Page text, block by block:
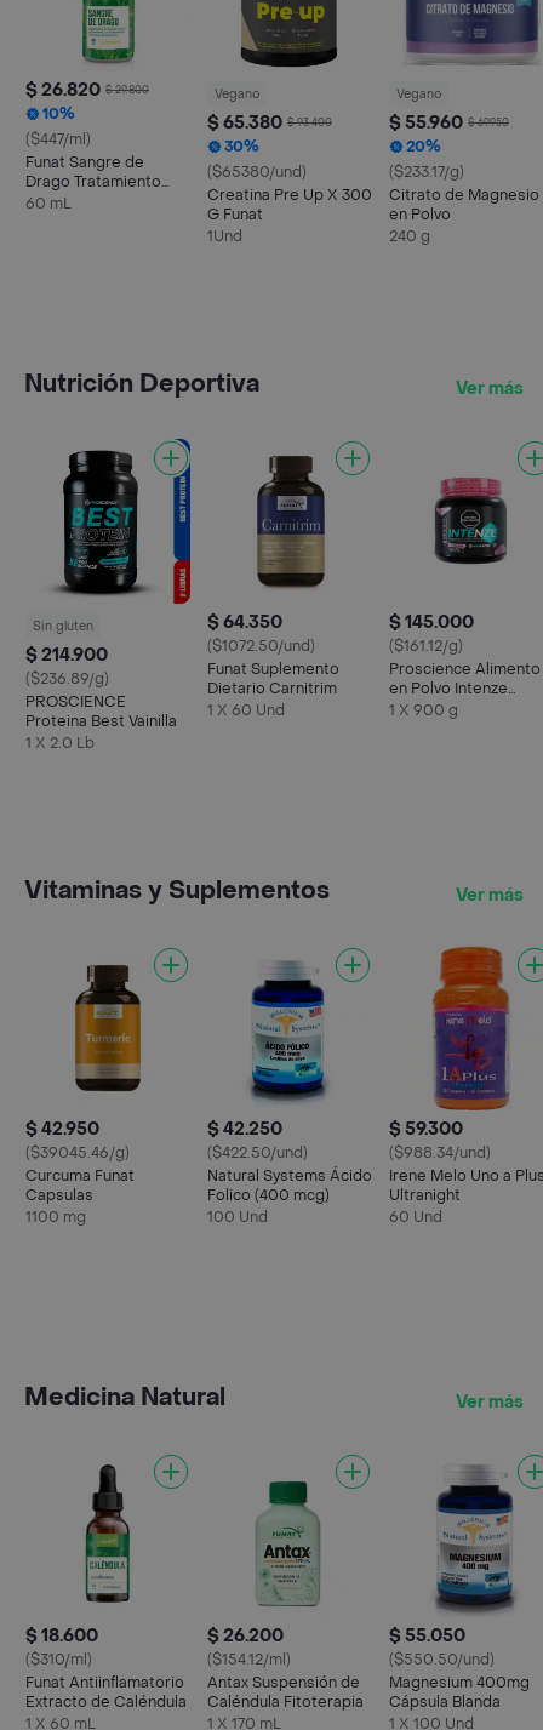
$ 26.820 $ 29.800
10%
($447/ml)
Funat Sangre de
Drago Tratamiento
Ulceras
60 mL
Vegano
$ 65.380 $ 93.400
30%
($65380/und)
Creatina Pre Up X 300
G Funat
1Und
Vegano
$ 55.960 $ 69.950
20%
($233.17/g)
Citrato de Magnesio
en Polvo
240 g
Nutrición Deportiva Ver más
Sin gluten
$ 214.900
($236.89/g)
PROSCIENCE
Proteina Best Vainilla
1 X 2.0 Lb
$ 64.350
($1072.50/und)
Funat Suplemento
Dietario Carnitrim
1 X 60 Und
$ 145.000
($161.12/g)
Proscience Alimento
en Polvo Intenze
Watermelon 30
1 X 900 g
Vitaminas y Suplementos Ver más
$ 42.950
($39045.46/g)
Curcuma Funat
Capsulas
1100 mg
$ 42.250
($422.50/und)
Natural Systems Ácido
Folico (400 mcg)
100 Und
$ 59.300
($988.34/und)
Irene Melo Uno a
Ultranight
60 Und
Medicina Natural Ver más
$ 18.600
($310/ml)
Funat Antiinflamatorio
Extracto de Caléndula
1 X 60 mL
$ 26.200
($154.12/ml)
Antax Suspensión de
Caléndula Fitoterapia
1 X 170 mL
$ 55.050
($550.50/und)
Magnesium 400mg
Cápsula Blanda
1 X 100 Und